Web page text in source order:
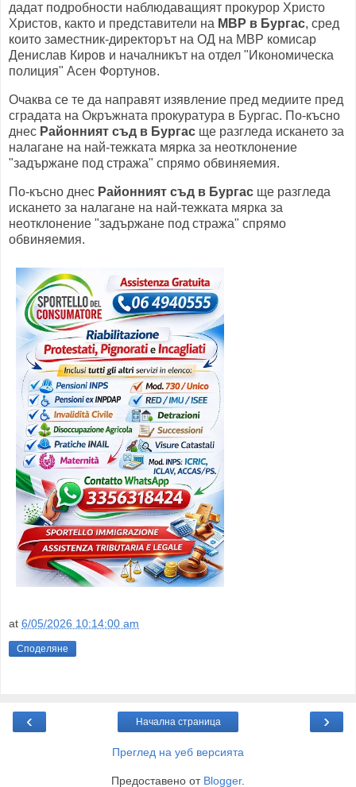
дадат подробности наблюдаващият прокурор Христо
Христов, както и представители на МВР в Бургас, сред
които заместник-директорът на ОД на МВР комисар
Денислав Киров и началникът на отдел "Икономическа
полиция" Асен Фортунов.
Очаква се те да направят изявление пред медиите пред
сградата на Окръжната прокуратура в Бургас. По-късно
днес Районният съд в Бургас ще разгледа искането за
налагане на най-тежката мярка за неотклонение
"задържане под стража" спрямо обвиняемия.
По-късно днес Районният съд в Бургас ще разгледа
искането за налагане на най-тежката мярка за
неотклонение "задържане под стража" спрямо
обвиняемия.
at 6/05/2026 10:14:00 am
Споделяне
‹ ›
Начална страница
Преглед на уеб версията
Предоставено от Blogger.